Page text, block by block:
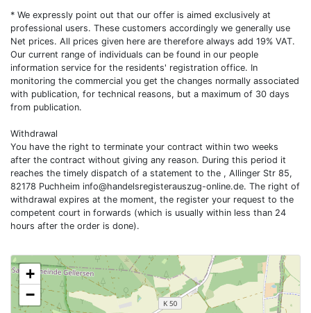
* We expressly point out that our offer is aimed exclusively at
professional users. These customers accordingly we generally use
Net prices. All prices given here are therefore always add 19% VAT.
Our current range of individuals can be found in our people
information service for the residents' registration office. In
monitoring the commercial you get the changes normally associated
with publication, for technical reasons, but a maximum of 30 days
from publication.
Withdrawal
You have the right to terminate your contract within two weeks
after the contract without giving any reason. During this period it
reaches the timely dispatch of a statement to the , Allinger Str 85,
82178 Puchheim info@handelsregisterauszug-online.de. The right of
withdrawal expires at the moment, the register your request to the
competent court in forwards (which is usually within less than 24
hours after the order is done).
+
−